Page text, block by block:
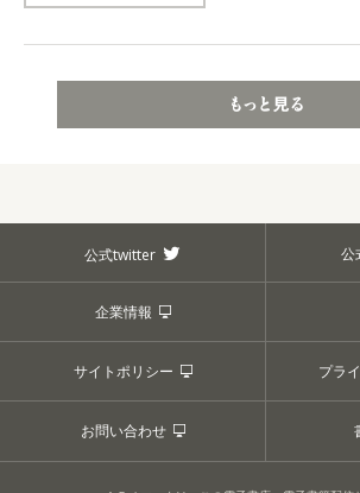
公式twitter 公
企業情報
サイトポリシー プラ
お問い合わせ